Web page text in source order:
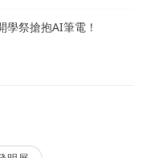
學祭搶抱AI筆電！